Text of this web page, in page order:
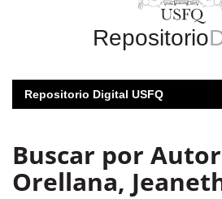
Repositorio
Repositorio Digital USFQ
Buscar por
Orellana,